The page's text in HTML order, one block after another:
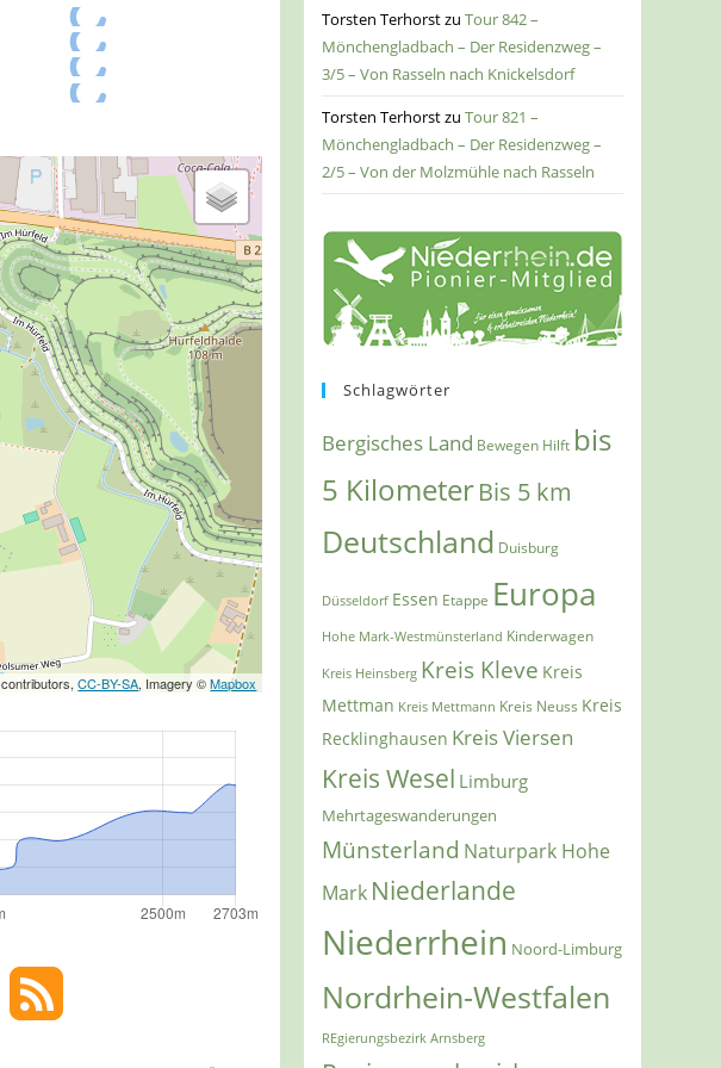
contributors,CC-BY-SA, Imagery ©Mapbox
Torsten TerhorstzuTour 842 –
Mönchengladbach – Der Residenzweg –
3/5 – Von Rasseln nach Knickelsdorf
Torsten TerhorstzuTour 821 –
Mönchengladbach – Der Residenzweg –
2/5 – Von der Molzmühle nach Rasseln
Schlagwörter
Bergisches Land Bewegen Hilft bis
5 KilometerBis 5 km
Deutschland Duisburg
Düsseldorf Essen Etappe Europa
Hohe Mark-Westmünsterland Kinderwagen
Kreis Heinsberg Kreis Kleve Kreis
Mettman Kreis Mettmann Kreis Neuss Kreis
Recklinghausen Kreis Viersen
Kreis Wesel Limburg
Mehrtageswanderungen
Münsterland Naturpark Hohe
Mark Niederlande
Niederrhein Noord-Limburg
Nordrhein-Westfalen
REgierungsbezirk Arnsberg